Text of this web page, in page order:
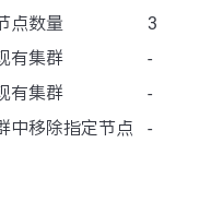
点数量
3
有集群
-
有集群
-
中移除指定节点 -